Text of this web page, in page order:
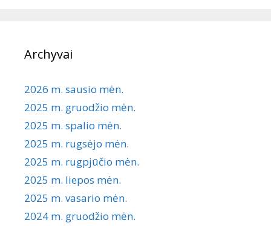
Archyvai
2026 m. sausio mėn.
2025 m. gruodžio mėn.
2025 m. spalio mėn.
2025 m. rugsėjo mėn.
2025 m. rugpjūčio mėn.
2025 m. liepos mėn.
2025 m. vasario mėn.
2024 m. gruodžio mėn.